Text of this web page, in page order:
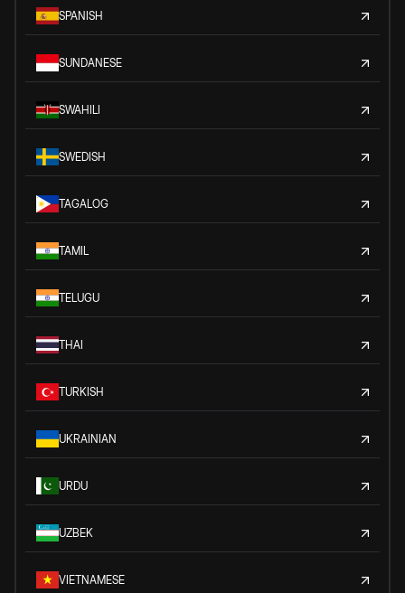
SPANISH
SUNDANESE
SWAHILI
SWEDISH
TAGALOG
TAMIL
TELUGU
THAI
TURKISH
UKRAINIAN
URDU
UZBEK
VIETNAMESE